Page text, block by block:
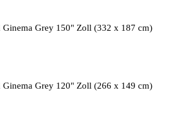
Ginema Grey 150" Zoll (332 x 187 cm)
Ginema Grey 120" Zoll (266 x 149 cm)